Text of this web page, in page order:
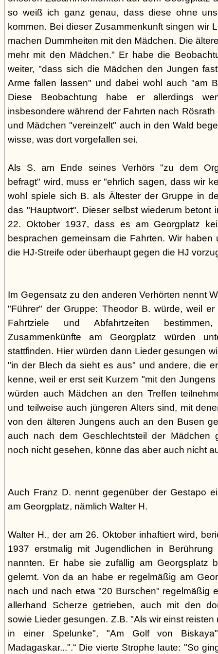
so weiß ich ganz genau, dass diese ohne
kommen. Bei dieser Zusammenkunft singen wir
machen Dummheiten mit den Mädchen. Die
mehr mit den Mädchen." Er habe die
weiter, "dass sich die Mädchen den Jungen
Arme fallen lassen" und dabei wohl auch "am
Diese Beobachtung habe er allerdings
insbesondere während der Fahrten nach
und Mädchen "vereinzelt" auch in den Wald
wisse, was dort vorgefallen sei.
Als S. am Ende seines Verhörs "zu dem
befragt" wird, muss er "ehrlich sagen, dass wir
wohl spiele sich B. als Ältester der Gruppe in
das "Hauptwort". Dieser selbst wiederum betont
22. Oktober 1937, dass es am Georgplatz
besprachen gemeinsam die Fahrten. Wir
die HJ-Streife oder überhaupt gegen die HJ
Im Gegensatz zu den anderen Verhörten nennt
"Führer" der Gruppe: Theodor B. würde, weil
Fahrtziele und Abfahrtzeiten
Zusammenkünfte am Georgplatz würden
stattfinden. Hier würden dann Lieder gesungen
"in der Blech da sieht es aus" und andere, die
kenne, weil er erst seit Kurzem "mit den
würden auch Mädchen an den Treffen
und teilweise auch jüngeren Alters sind, mit
von den älteren Jungens auch an den Busen
auch nach dem Geschlechtsteil der Mädchen
noch nicht gesehen, könne das aber auch nicht
Auch Franz D. nennt gegenüber der Gestapo
am Georgplatz, nämlich Walter H.
Walter H., der am 26. Oktober inhaftiert wird,
1937 erstmalig mit Jugendlichen in
nannten. Er habe sie zufällig am Georgsplatz
gelernt. Von da an habe er regelmäßig am
nach und nach etwa "20 Burschen" regelmäßig
allerhand Scherze getrieben, auch mit den
sowie Lieder gesungen. Z.B. "Als wir einst
in einer Spelunke", "Am Golf von
Madagaskar...".“ Die vierte Strophe laute: "So